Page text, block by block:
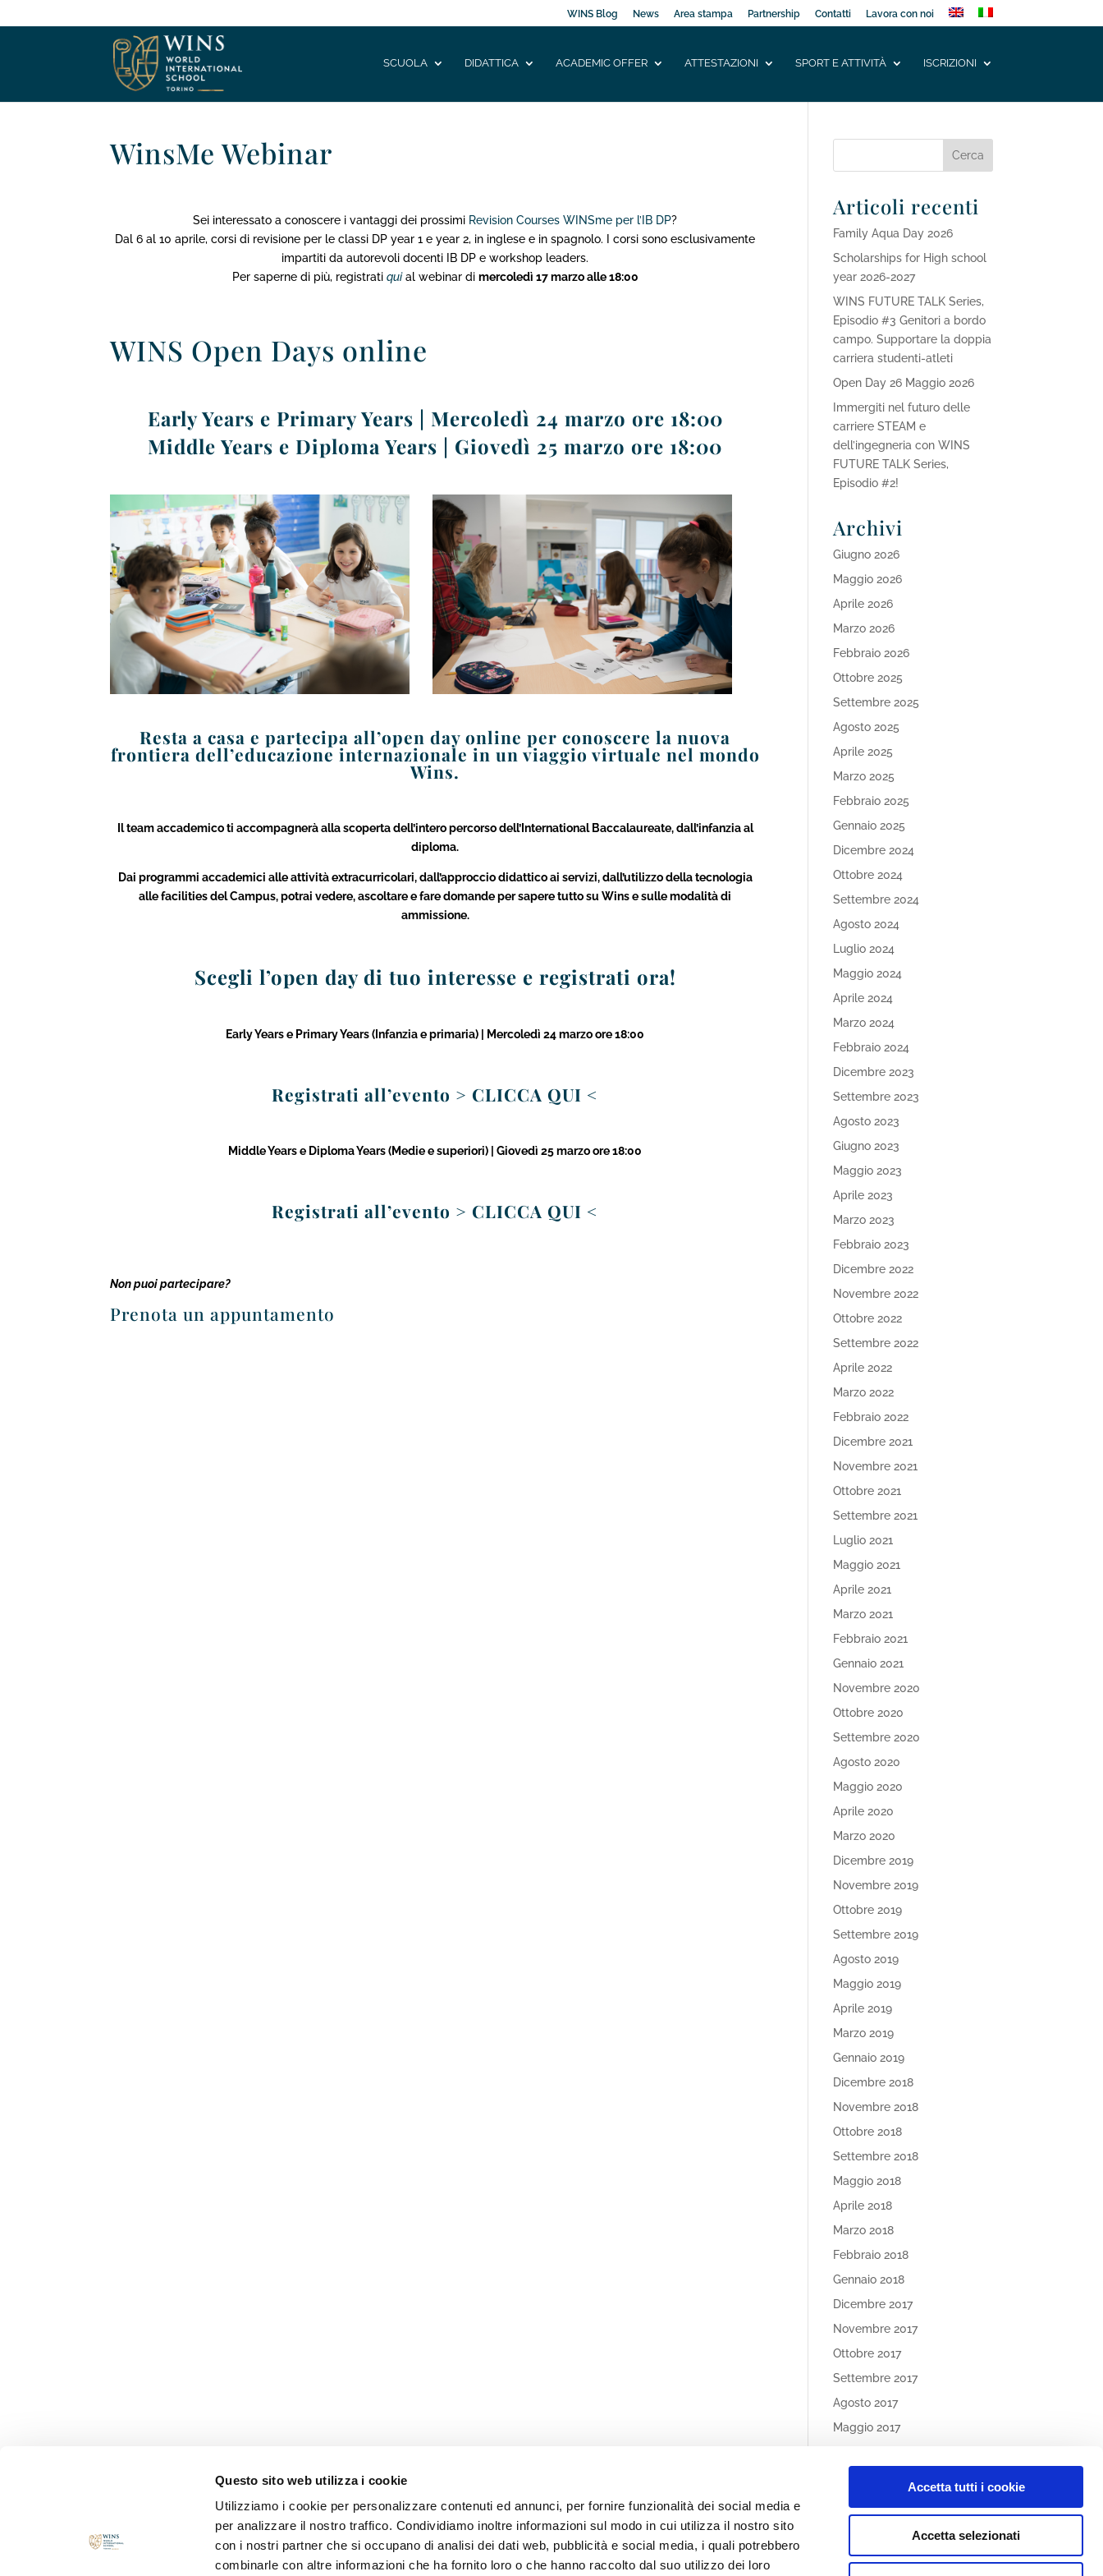
Questo sito web utilizza i cookie
Utilizziamo i cookie per personalizzare contenuti ed annunci, per fornire funzionalità dei social media e
per analizzare il nostro traffico. Condividiamo inoltre informazioni sul modo in cui utilizza il nostro sito
con i nostri partner che si occupano di analisi dei dati web, pubblicità e social media, i quali potrebbero
combinarle con altre informazioni che ha fornito loro o che hanno raccolto dal suo utilizzo dei loro
Accetta tutti i cookie
Accetta selezionati
WINS Blog News Area stampa Partnership Contatti Lavora con noi
SCUOLA DIDATTICA ACADEMIC OFFER ATTESTAZIONI SPORT E ATTIVITÀ ISCRIZIONI
WinsMe Webinar
Sei interessato a conoscere i vantaggi dei prossimi Revision Courses WINSme per l’IB DP?
Dal 6 al 10 aprile, corsi di revisione per le classi DP year 1 e year 2, in inglese e in spagnolo. I corsi sono esclusivamente
impartiti da autorevoli docenti IB DP e workshop leaders.
Per saperne di più, registrati quial webinar di mercoledì 17 marzo alle 18:00
WINS Open Days online
Early Years e Primary Years | Mercoledì 24 marzo ore 18:00
Middle Years e Diploma Years | Giovedì 25 marzo ore 18:00
Resta a casa e partecipa all’open day online per conoscere la nuova
frontiera dell’educazione internazionale in un viaggio virtuale nel mondo
Wins.
Il team accademico ti accompagnerà alla scoperta dell’intero percorso dell’International Baccalaureate, dall’infanzia al
diploma.
Dai programmi accademici alle attività extracurricolari, dall’approccio didattico ai servizi, dall’utilizzo della tecnologia
alle facilities del Campus, potrai vedere, ascoltare e fare domande per sapere tutto su Wins e sulle modalità di
ammissione.
Scegli l’open day di tuo interesse e registrati ora!
Early Years e Primary Years (Infanzia e primaria) | Mercoledì 24 marzo ore 18:00
Registrati all’evento > CLICCA QUI <
Middle Years e Diploma Years (Medie e superiori) | Giovedì 25 marzo ore 18:00
Registrati all’evento > CLICCA QUI <
Non puoi partecipare?
Prenota un appuntamento
Articoli recenti
Family Aqua Day 2026
Scholarships for High school
year 2026-2027
WINS FUTURE TALK Series,
Episodio #3 Genitori a bordo
campo. Supportare la doppia
carriera studenti-atleti
Open Day 26 Maggio 2026
Immergiti nel futuro delle
carriere STEAM e
dell’ingegneria con WINS
FUTURE TALK Series,
Episodio #2!
Archivi
Giugno 2026
Maggio 2026
Aprile 2026
Marzo 2026
Febbraio 2026
Ottobre 2025
Settembre 2025
Agosto 2025
Aprile 2025
Marzo 2025
Febbraio 2025
Gennaio 2025
Dicembre 2024
Ottobre 2024
Settembre 2024
Agosto 2024
Luglio 2024
Maggio 2024
Aprile 2024
Marzo 2024
Febbraio 2024
Dicembre 2023
Settembre 2023
Agosto 2023
Giugno 2023
Maggio 2023
Aprile 2023
Marzo 2023
Febbraio 2023
Dicembre 2022
Novembre 2022
Ottobre 2022
Settembre 2022
Aprile 2022
Marzo 2022
Febbraio 2022
Dicembre 2021
Novembre 2021
Ottobre 2021
Settembre 2021
Luglio 2021
Maggio 2021
Aprile 2021
Marzo 2021
Febbraio 2021
Gennaio 2021
Novembre 2020
Ottobre 2020
Settembre 2020
Agosto 2020
Maggio 2020
Aprile 2020
Marzo 2020
Dicembre 2019
Novembre 2019
Ottobre 2019
Settembre 2019
Agosto 2019
Maggio 2019
Aprile 2019
Marzo 2019
Gennaio 2019
Dicembre 2018
Novembre 2018
Ottobre 2018
Settembre 2018
Maggio 2018
Aprile 2018
Marzo 2018
Febbraio 2018
Gennaio 2018
Dicembre 2017
Novembre 2017
Ottobre 2017
Settembre 2017
Agosto 2017
Maggio 2017
Categories
Nessuna categoria